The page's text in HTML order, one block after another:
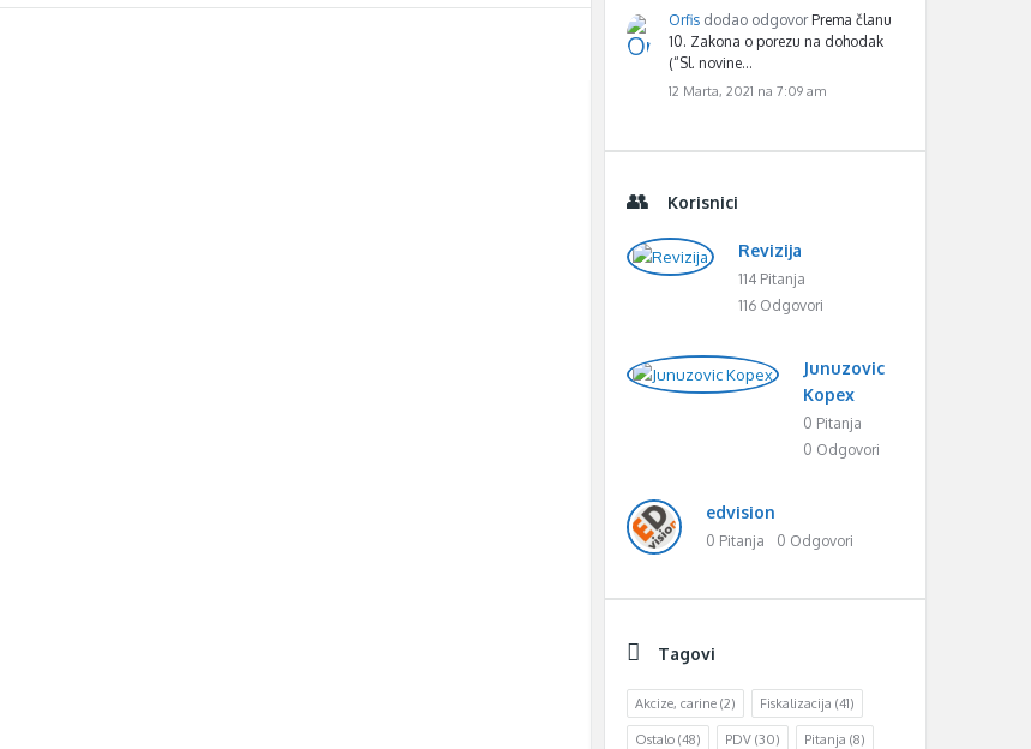
Orfis dodao odgovor Prema članu
10. Zakona o porezu na dohodak
(“Sl. novine…
12 Marta, 2021 na 7:09 am
Korisnici
Revizija
114 Pitanja
116 Odgovori
Junuzovic
Kopex
0 Pitanja
0 Odgovori
edvision
0 Pitanja 0 Odgovori
Tagovi
Akcize, carine (2) Fiskalizacija (41)
Ostalo (48) PDV (30) Pitanja (8)